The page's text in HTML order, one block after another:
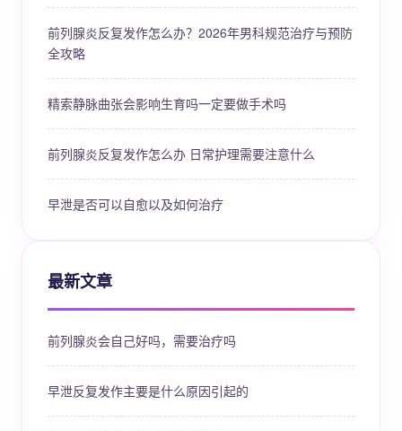
前列腺炎反复发作怎么办？2026年男科规范治疗与预防
全攻略
精索静脉曲张会影响生育吗一定要做手术吗
前列腺炎反复发作怎么办 日常护理需要注意什么
早泄是否可以自愈以及如何治疗
最新文章
前列腺炎会自己好吗，需要治疗吗
早泄反复发作主要是什么原因引起的